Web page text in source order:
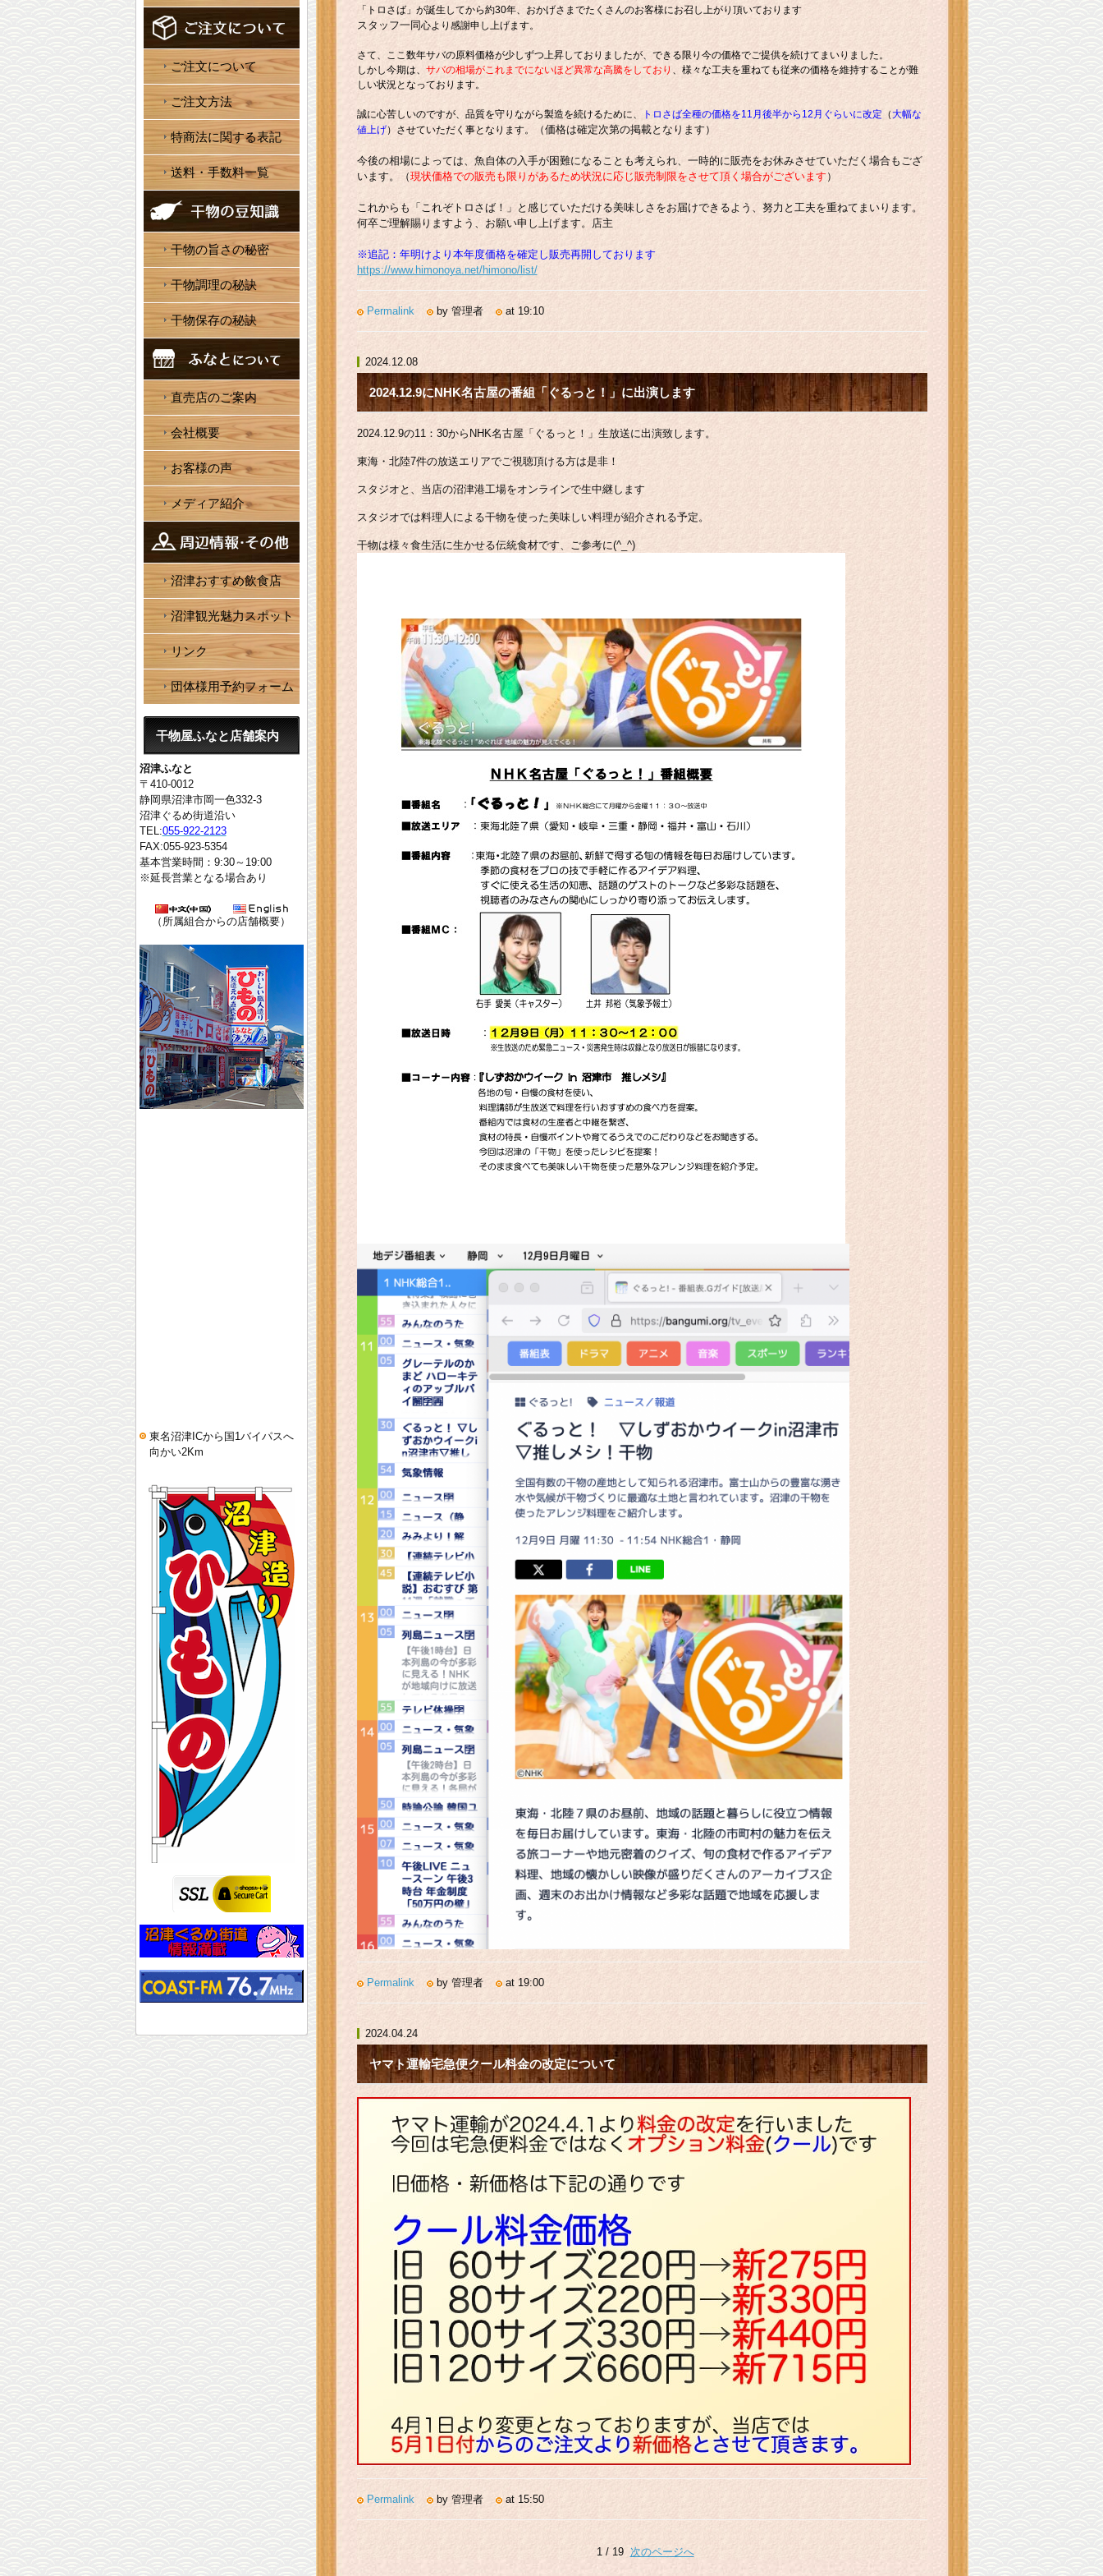
「トロさば」が誕生してから約30年、おかげさまでたくさんのお客様にお召し上がり頂いております
スタッフ一同心より感謝申し上げます。
さて、ここ数年サバの原料価格が少しずつ上昇しておりましたが、できる限り今の価格でご提供を続けてまいりました。
しかし今期は、 サバの相場がこれまでにないほど異常な高騰をしており 、様々な工夫を重ねても従来の価格を維持することが難
しい状況となっております。
誠に心苦しいのですが、品質を守りながら製造を続けるために、 トロさば全種の価格を11月後半から12月ぐらいに改定 （大幅な
値上げ）させていただく事となります。 （価格は確定次第の掲載となります）
今後の相場によっては、魚自体の入手が困難になることも考えられ、一時的に販売をお休みさせていただく場合もござ
います。（現状価格での販売も限りがあるため状況に応じ販売制限をさせて頂く場合がございます）
これからも「これぞトロさば！」と感じていただける美味しさをお届けできるよう、努力と工夫を重ねてまいります。
何卒ご理解賜りますよう、お願い申し上げます。店主
※追記：年明けより本年度価格を確定し販売再開しております
https://www.himonoya.net/himono/list/
Permalink by 管理者 at 19:10
2024.12.08
2024.12.9にNHK名古屋の番組「ぐるっと！」に出演します
2024.12.9の11：30からNHK名古屋「ぐるっと！」生放送に出演致します。
東海・北陸7件の放送エリアでご視聴頂ける方は是非！
スタジオと、当店の沼津港工場をオンラインで生中継します
スタジオでは料理人による干物を使った美味しい料理が紹介される予定。
干物は様々食生活に生かせる伝統食材です、ご参考に(^_^)
Permalink by 管理者 at 19:00
2024.04.24
ヤマト運輸宅急便クール料金の改定について
Permalink by 管理者 at 15:50
1 / 19 次のページへ
ご注文について
ご注文方法
特商法に関する表記
送料・手数料一覧
干物の旨さの秘密
干物調理の秘訣
干物保存の秘訣
直売店のご案内
会社概要
お客様の声
メディア紹介
沼津おすすめ飲食店
沼津観光魅力スポット
リンク
団体様用予約フォーム
干物屋ふなと店舗案内
沼津ふなと
〒410-0012
静岡県沼津市岡一色332-3
沼津ぐるめ街道沿い
TEL:055-922-2123
FAX:055-923-5354
基本営業時間：9:30～19:00
※延長営業となる場合あり
（所属組合からの店舗概要）
東名沼津ICから国1バイパスへ
向かい2Km